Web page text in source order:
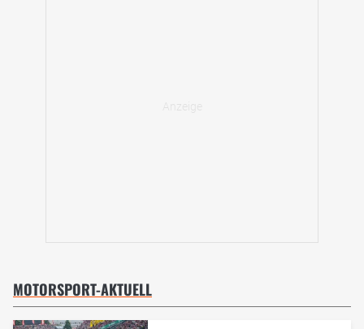
MOTORSPORT-AKTUELL